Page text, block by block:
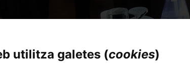
utilitza galetes (cookies)